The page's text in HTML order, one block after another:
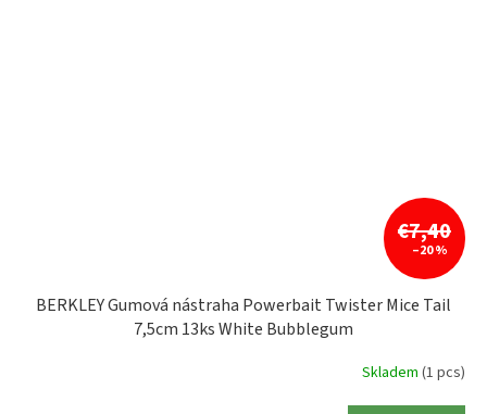
€7,40
–20 %
BERKLEY Gumová nástraha Powerbait Twister Mice Tail
7,5cm 13ks White Bubblegum
Skladem (1 pcs)